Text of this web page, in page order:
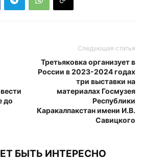
до
Следующая статья
Третьяковка организует в
России в 2023-2024 годах
три выставки на
материалах Госмузея
Республики
Каракалпакстан имени И.В.
Савицкого
БЫТЬ ИНТЕРЕСНО